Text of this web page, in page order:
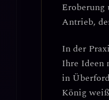
Eroberung
Antrieb,
In der
Ihre Ideen
in
König